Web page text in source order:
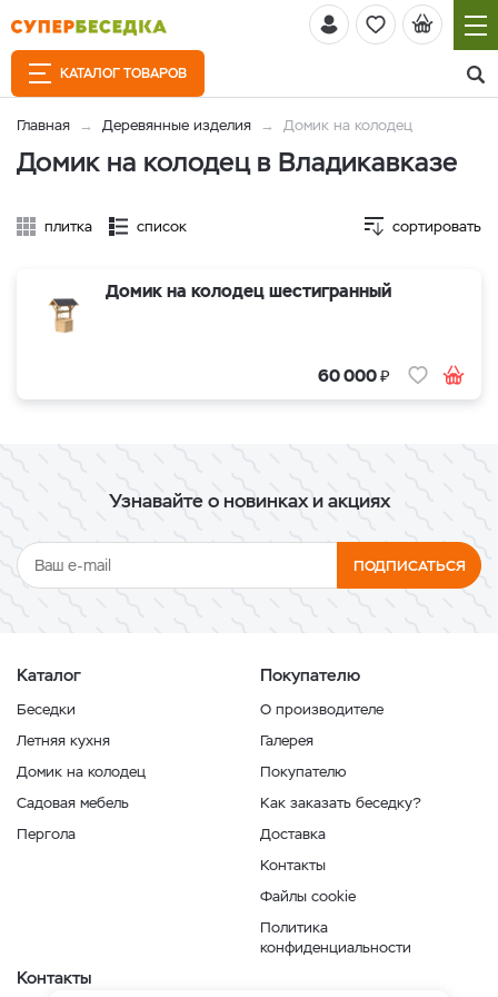
КАТАЛОГ ТОВАРОВ
Главная Деревянные изделия Домик на колодец
Домик на колодец в Владикавказе
плитка список сортировать
Домик на колодец шестигранный
60 000₽
Узнавайте о новинках и акциях
ПОДПИСАТЬСЯ
Каталог
Беседки
Летняя кухня
Домик на колодец
Садовая мебель
Пергола
Покупателю
О производителе
Галерея
Покупателю
Как заказать беседку?
Доставка
Контакты
Файлы cookie
Политика
конфиденциальности
Контакты